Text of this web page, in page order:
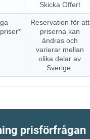
Skicka Offert
Reservation för att
priserna kan
ändras och
varierar mellan
olika delar av
Sverige.
prisförfrågan